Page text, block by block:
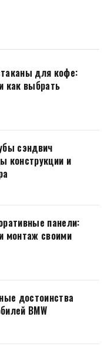
для кофе:
как выбрать
сэндвич
конструкции и
панели:
монтаж своими
достоинства
BMW